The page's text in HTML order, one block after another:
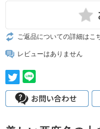
ご返品についての詳細はこ
レビューはありません